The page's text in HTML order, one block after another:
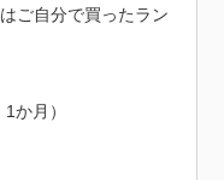
ご自分で買ったラン
か月）